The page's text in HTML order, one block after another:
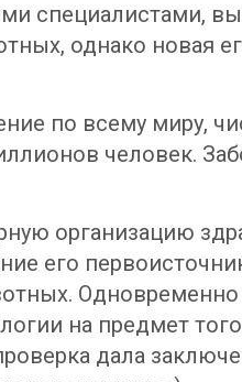
специалистами,
однако новая
по всему миру,
человек.
организацию
его
на предмет
дала